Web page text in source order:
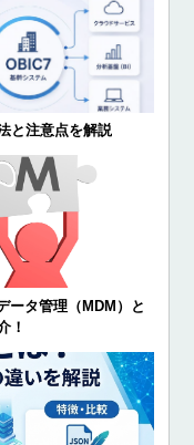
と注意点を解説
ータ管理（MDM）と
！